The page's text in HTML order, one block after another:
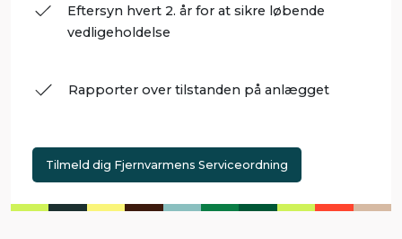
Eftersyn hvert 2. år for at sikre løbende
vedligeholdelse
Rapporter over tilstanden på anlægget
Tilmeld dig Fjernvarmens Serviceordning